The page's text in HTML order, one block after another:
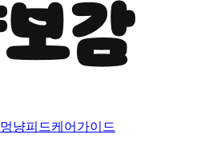
멍냥피드케어가이드